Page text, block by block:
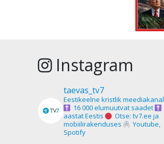
Instagram
taevas_tv7
Eestikeelne kristlik meediakanal
16 000 elumuutvat saadet
aastat Eestis
Otse: tv7.ee ja
mobiilirakenduses
Youtube,
Spotify